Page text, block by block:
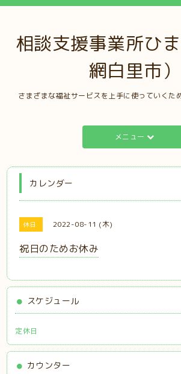
相談支援事業所ひ
網白里市）
さまざまな福祉サービスを上手に使っていくた
メニュー
カレンダー
休日 2022-08-11 (木)
祝日のためお休み
スケジュール
定休日
カウンター